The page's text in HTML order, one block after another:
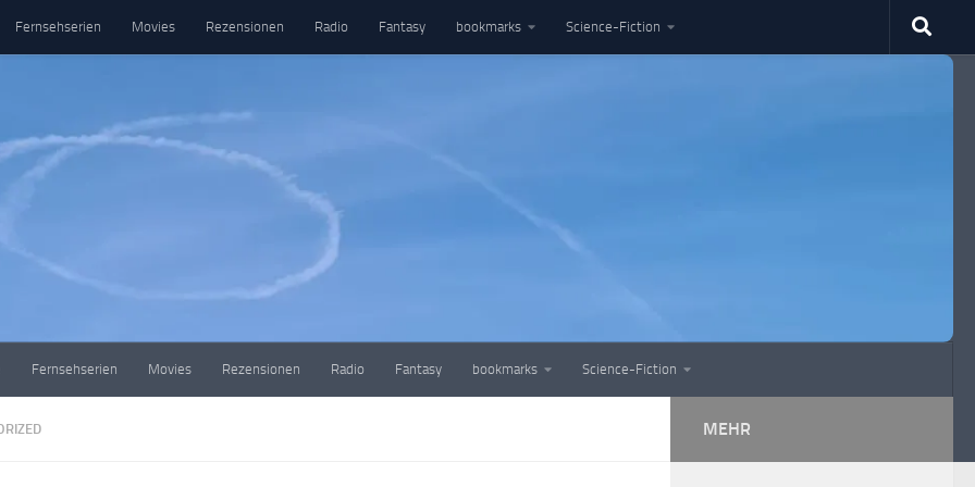
Fernsehserien Movies Rezensionen Radio Fantasy bookmarks Science-Fiction
Fernsehserien Movies Rezensionen Radio Fantasy bookmarks Science-Fiction
MEHR